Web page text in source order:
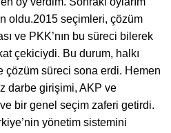
oldu.2015 seçimleri, çözüm
ve PKK’nın bu süreci bilerek
çekiciydi. Bu durum, halkı
çözüm süreci sona erdi. Hemen
darbe girişimi, AKP ve
bir genel seçim zaferi getirdi.
yönetim sistemini